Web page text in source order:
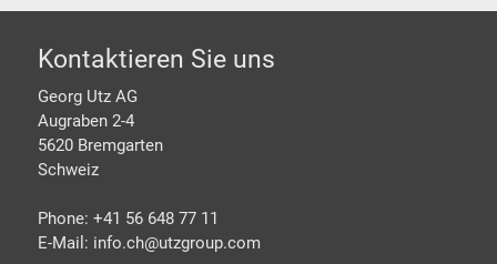
Footer
Kontaktieren Sie uns
Georg Utz AG
Augraben 2-4
5620 Bremgarten
Schweiz
Phone: +41 56 648 77 11
E-Mail: info.ch@utzgroup.com